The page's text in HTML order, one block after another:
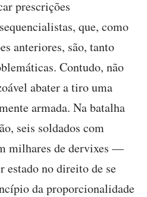
prescrições
que, como
anteriores, são, tanto
Contudo, não
abater a tiro uma
armada. Na batalha
seis soldados com
milhares de dervixes —
estado no direito de se
da proporcionalidade